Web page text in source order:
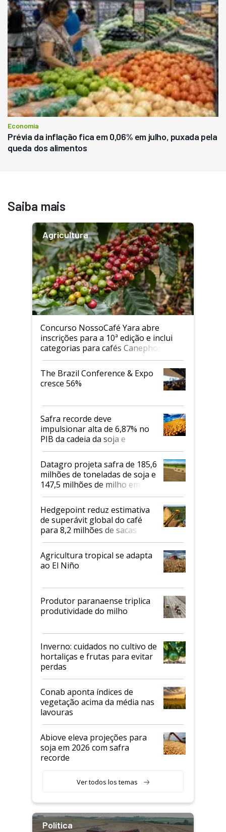
Economia
Prévia da inflação fica em 0,06% em julho, puxada pela
queda dos alimentos
Saiba mais
Agricultura
Concurso NossoCafé Yara abre
inscrições para a 10ª edição e inclui
categorias para cafés Canephora
The Brazil Conference & Expo
cresce 56%
Safra recorde deve
impulsionar alta de 6,87% no
PIB da cadeia da soja e
biodiesel em 2026
Datagro projeta safra de 185,6
milhões de toneladas de soja e
147,5 milhões de milho em
2026/27
Hedgepoint reduz estimativa
de superávit global do café
para 8,2 milhões de sacas
Agricultura tropical se adapta
ao El Niño
Produtor paranaense triplica
produtividade do milho
Inverno: cuidados no cultivo de
hortaliças e frutas para evitar
perdas
Conab aponta índices de
vegetação acima da média nas
lavouras
Abiove eleva projeções para
soja em 2026 com safra
recorde
Ver todos los temas
Política